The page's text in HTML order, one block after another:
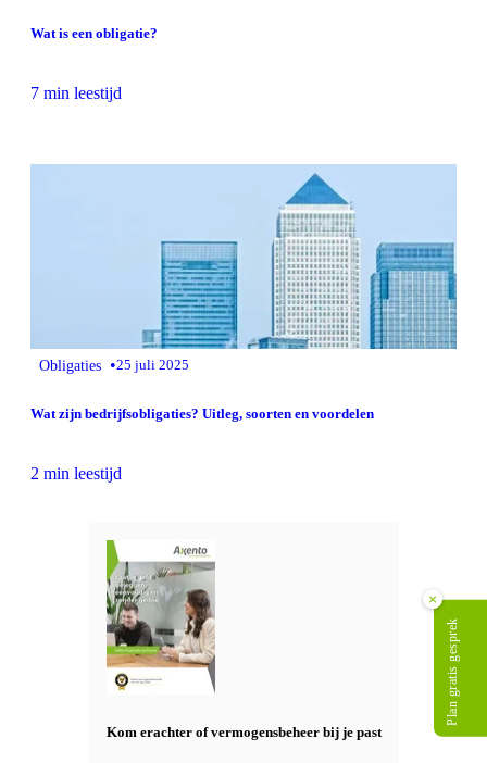
Wat is een obligatie?
7 min leestijd
Obligaties •25 juli 2025
Wat zijn bedrijfsobligaties? Uitleg, soorten en voordelen
2 min leestijd
Kom erachter of vermogensbeheer bij je past
×
Plan gratis gesprek